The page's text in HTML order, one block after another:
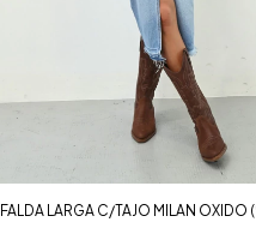
FALDA LARGA C/TAJO MILAN OXIDO